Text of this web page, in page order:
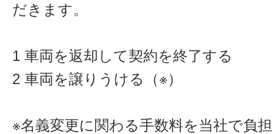
だきます。
1 車両を返却して契約を終了する
2 車両を譲りうける（※）
※名義変更に関わる手数料を当社で負